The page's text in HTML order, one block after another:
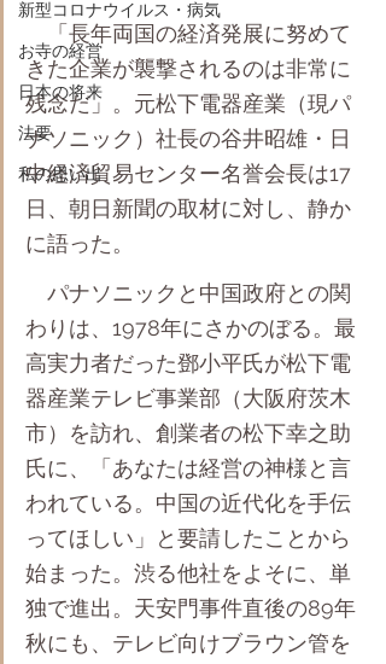
新型コロナウイルス・病気
お寺の経営
日本の将来
法要
私の思い出
「長年両国の経済発展に努めて
きた企業が襲撃されるのは非常に
残念だ」。元松下電器産業（現パ
ナソニック）社長の谷井昭雄・日
中経済貿易センター名誉会長は17
日、朝日新聞の取材に対し、静か
に語った。
パナソニックと中国政府との関
わりは、1978年にさかのぼる。最
高実力者だった鄧小平氏が松下電
器産業テレビ事業部（大阪府茨木
市）を訪れ、創業者の松下幸之助
氏に、「あなたは経営の神様と言
われている。中国の近代化を手伝
ってほしい」と要請したことから
始まった。渋る他社をよそに、単
独で進出。天安門事件直後の89年
秋にも、テレビ向けブラウン管を